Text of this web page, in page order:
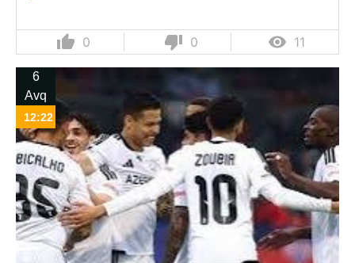
thumb_up 0 thumb_down 0  11
6
Avq
12:22